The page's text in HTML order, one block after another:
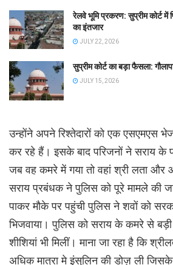
रेलवे भूमि प्रकरण: सुप्रीम कोर्ट में
का इंतजार
JULY 22, 2026
सुप्रीम कोर्ट का बड़ा फैसला:
JULY 15, 2026
उन्होंने अपने रिश्तेदारों को एक एसएमएस
कर रहे हैं। इसके बाद परिजनों ने सराय के
जब वह कमरे में गया तो वहां श्री लता
सराय प्रबंधक ने पुलिस को पूरे मामले की
पाकर मौके पर पहुंची पुलिस ने शवों को
भिजवाया। पुलिस को सराय के कमरे से
शीशियां भी मिलीं। माना जा रहा है कि
अधिक मात्रा मे इंसुलिन की डोज़ ली